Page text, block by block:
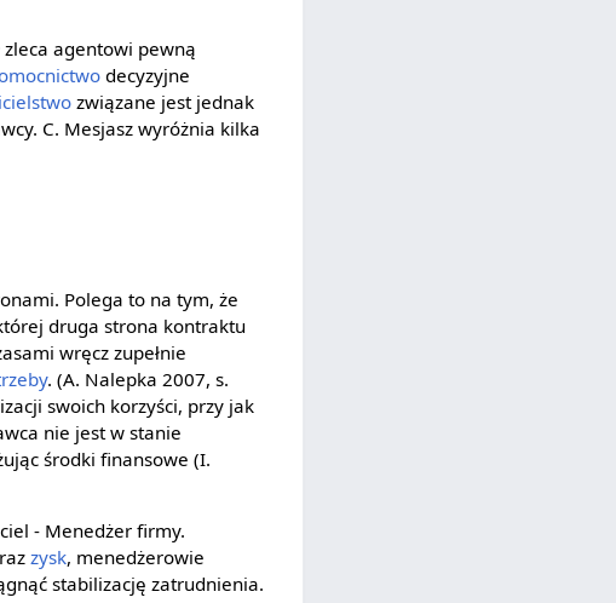
zleca agentowi pewną
decyzyjne
związane jest jednak
C. Mesjasz wyróżnia kilka
Polega to na tym, że
druga strona kontraktu
wręcz zupełnie
. (A. Nalepka 2007, s.
swoich korzyści, przy jak
nie jest w stanie
środki finansowe (I.
- Menedżer firmy.
zysk, menedżerowie
stabilizację zatrudnienia.